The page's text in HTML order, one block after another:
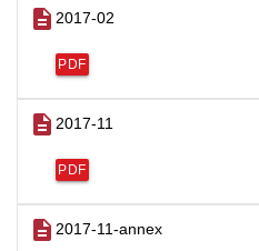
description 2017-02
PDF
description 2017-11
PDF
description 2017-11-annex